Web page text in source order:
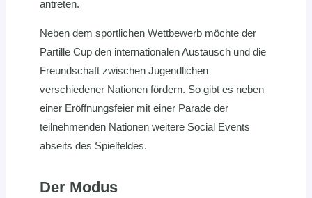
antreten.
Neben dem sportlichen Wettbewerb möchte der
Partille Cup den internationalen Austausch und die
Freundschaft zwischen Jugendlichen
verschiedener Nationen fördern. So gibt es neben
einer Eröffnungsfeier mit einer Parade der
teilnehmenden Nationen weitere Social Events
abseits des Spielfeldes.
Der Modus